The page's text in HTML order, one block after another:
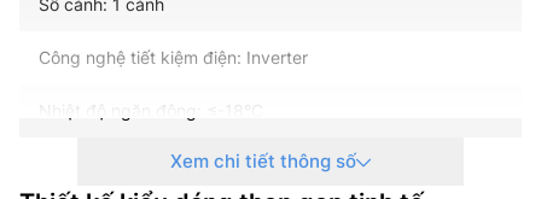
Công nghệ tiết kiệm điện: Inverter
Nhiệt độ ngăn đông: ≤-18°C
Nguồn điện: 220V/50HzXem chi tiết thông số